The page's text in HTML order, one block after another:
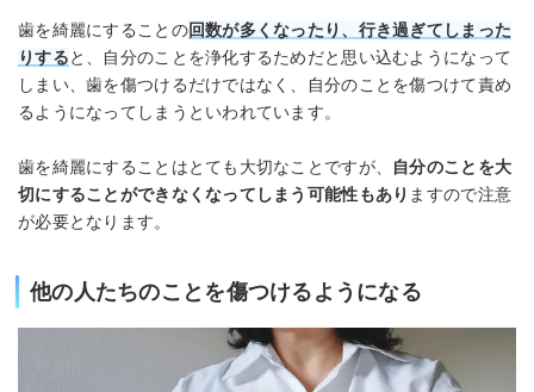
歯を綺麗にすることの回数が多くなったり、行き過ぎてしまった
りすると、自分のことを浄化するためだと思い込むようになって
しまい、歯を傷つけるだけではなく、自分のことを傷つけて責め
るようになってしまうといわれています。
歯を綺麗にすることはとても大切なことですが、
自分のことを大
切にすることができなくなってしまう可能性もあり ますので注意
が必要となります。
他の人たちのことを傷つけるようになる